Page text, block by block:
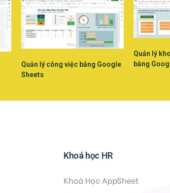
Quản lý công việc bằng Google
Sheets
Quản lý
bằng
Khoá học HR
Khoá Học AppSheet